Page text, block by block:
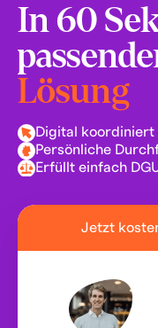
In 60
Lösung
Digital koordiniert
Persönliche
Erfüllt einfach
Jetzt